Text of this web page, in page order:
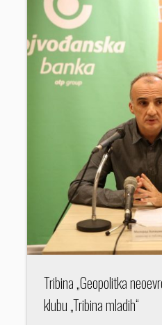
Tribina „Geopolitka
klubu „Tribina mladih“